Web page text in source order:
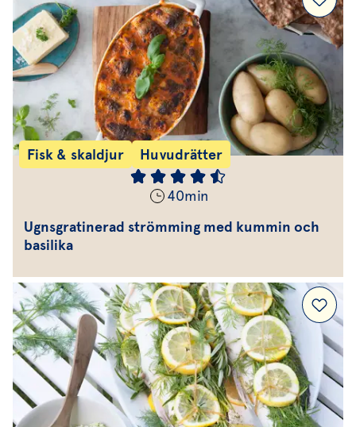
Fisk & skaldjur Huvudrätter
40min
Ugnsgratinerad strömming med kummin och
basilika